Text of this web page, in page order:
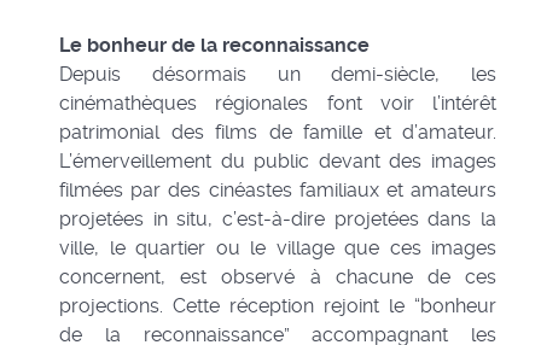
Le bonheur de la reconnaissance
Depuis désormais un demi-siècle, les
cinémathèques régionales font voir l’intérêt
patrimonial des films de famille et d’amateur.
L’émerveillement du public devant des images
filmées par des cinéastes familiaux et amateurs
projetées in situ, c’est-à-dire projetées dans la
ville, le quartier ou le village que ces images
concernent, est observé à chacune de ces
projections. Cette réception rejoint le “bonheur
de la reconnaissance” accompagnant les